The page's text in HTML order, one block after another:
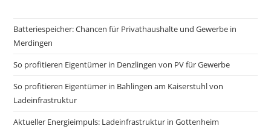
Batteriespeicher: Chancen für Privathaushalte und Gewerbe in
Merdingen
So profitieren Eigentümer in Denzlingen von PV für Gewerbe
So profitieren Eigentümer in Bahlingen am Kaiserstuhl von
Ladeinfrastruktur
Aktueller Energieimpuls: Ladeinfrastruktur in Gottenheim